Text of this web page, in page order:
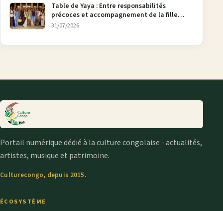
Table de Yaya : Entre responsabilités
précoces et accompagnement de la fille
aînée, la diaspora en débat
31/07/2026
Portail numérique dédié à la culture congolaise - actualités,
artistes, musique et patrimoine.
Culturecongo, depuis 2015.
ÉCOSYSTÈME